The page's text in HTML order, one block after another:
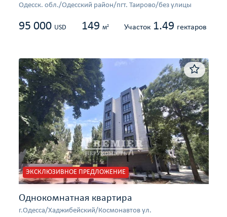
Одесcк. обл./Одесский район/пгт. Таирово/без улицы
95 000 USD 149 м2 Участок 1.49 гектаров
ЭКСКЛЮЗИВНОЕ ПРЕДЛОЖЕНИЕ
Однокомнатная квартира
г.Одесса/Хаджибейский/Космонавтов ул.